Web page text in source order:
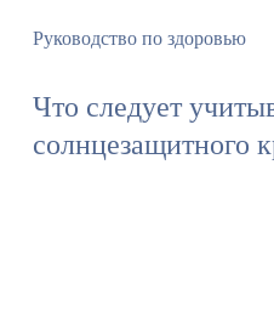
Руководство по здоровью
Что следует
солнцезащитного